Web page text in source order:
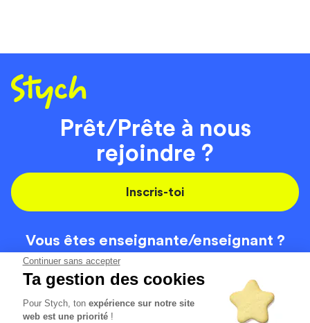
Continuer sans accepter
Ta gestion des cookies
Pour Stych, tonexpérience sur notre site
web est une priorité !
Prêt/Prête à nous
rejoindre ?
Inscris-toi
Vous êtes enseignante/enseignant ?
On recrute
Code de la route
Contact